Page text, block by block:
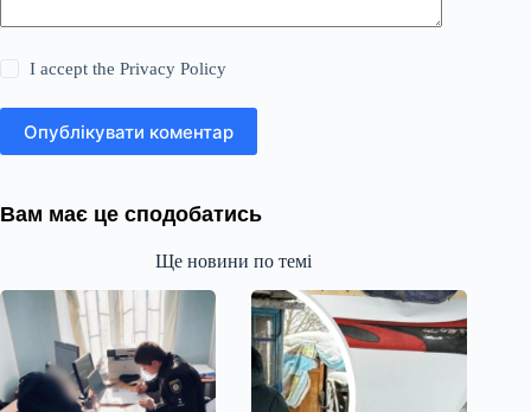
I accept thePrivacy Policy
Опублікувати коментар
Вам має це сподобатись
Ще новини по темі